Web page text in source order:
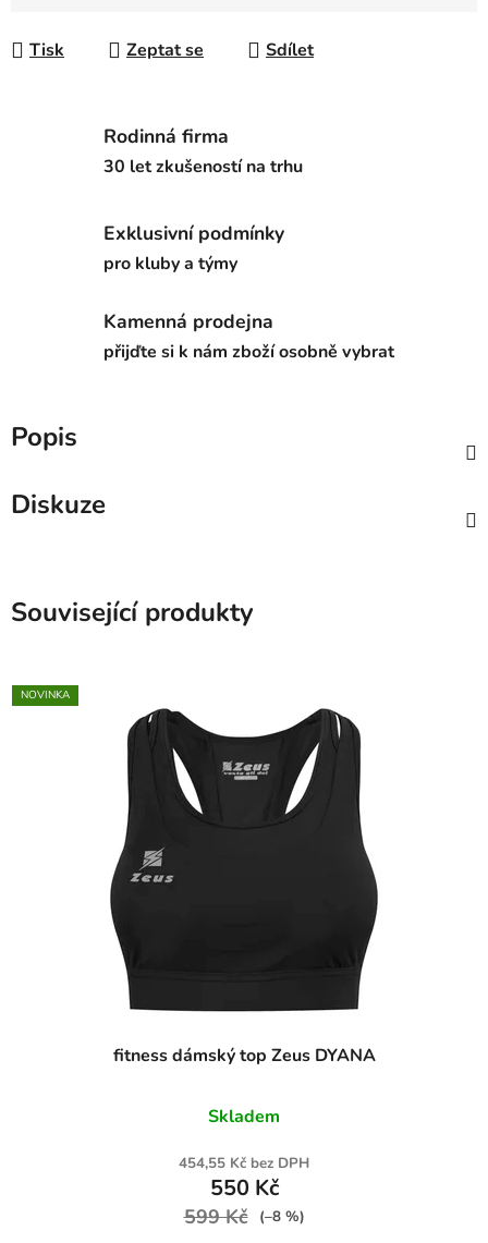
Tisk Zeptat se Sdílet
Rodinná firma
30 let zkušeností na trhu
Exklusivní podmínky
pro kluby a týmy
Kamenná prodejna
přijďte si k nám zboží osobně vybrat
Popis
Diskuze
Související produkty
NOVINKA
fitness dámský top Zeus DYANA
Skladem
454,55 Kč bez DPH
550 Kč
599 Kč (–8 %)